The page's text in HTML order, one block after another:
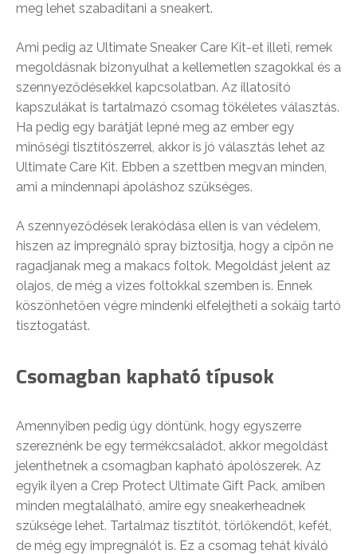
meg lehet szabadítani a sneakert.
Ami pedig az Ultimate Sneaker Care Kit-et illeti, remek
megoldásnak bizonyulhat a kellemetlen szagokkal és a
szennyeződésekkel kapcsolatban. Az illatosító
kapszulákat is tartalmazó csomag tökéletes választás.
Ha pedig egy barátját lepné meg az ember egy
minőségi tisztítószerrel, akkor is jó választás lehet az
Ultimate Care Kit. Ebben a szettben megvan minden,
ami a mindennapi ápoláshoz szükséges.
A szennyeződések lerakódása ellen is van védelem,
hiszen az impregnáló spray biztosítja, hogy a cipőn ne
ragadjanak meg a makacs foltok. Megoldást jelent az
olajos, de még a vizes foltokkal szemben is. Ennek
köszönhetően végre mindenki elfelejtheti a sokáig tartó
tisztogatást.
Csomagban kapható típusok
Amennyiben pedig úgy döntünk, hogy egyszerre
szereznénk be egy termékcsaládot, akkor megoldást
jelenthetnek a csomagban kapható ápolószerek. Az
egyik ilyen a Crep Protect Ultimate Gift Pack, amiben
minden megtalálható, amire egy sneakerheadnek
szüksége lehet. Tartalmaz tisztítót, törlőkendőt, kefét,
de még egy impregnálót is. Ez a csomag tehát kiváló